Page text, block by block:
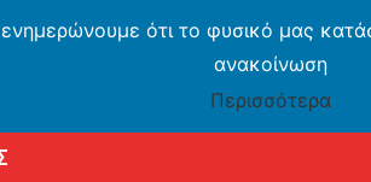
ότι το φυσικό μας
ανακοίνωση
Περισσότερα